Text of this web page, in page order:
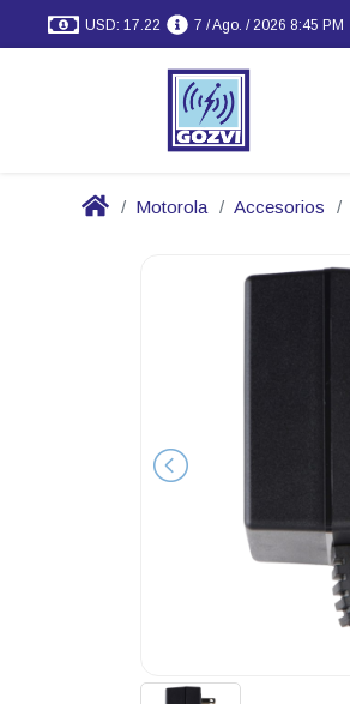
USD: 17.22 7 / Ago. / 2026 8:45 PM
Motorola Accesorios